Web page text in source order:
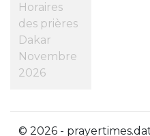
Horaires
des prières
Dakar
Novembre
2026
© 2026 -